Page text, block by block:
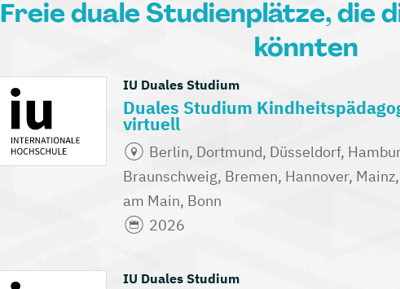
Freie duale Studienplätze, die
könnten
IU Duales Studium
Duales Studium
virtuell
Berlin, Dortmund, Düsseldorf,
Braunschweig, Bremen, Hannover,
am Main, Bonn
2026
IU Duales Studium